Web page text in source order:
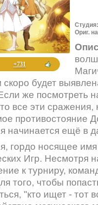
+731
Ориг.
скоро будет
же посмотреть
все эти
противостояние
начинается ещё в
гордо носящее
Игр. Несмотря
к турниру,
того, чтобы
"кто ищет -